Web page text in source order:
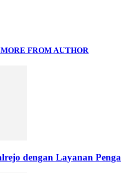
MORE FROM AUTHOR
dengan Layanan